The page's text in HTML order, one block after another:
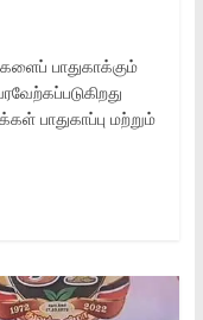
பாதுகாக்கும்
பாதுகாப்பு மற்றும்